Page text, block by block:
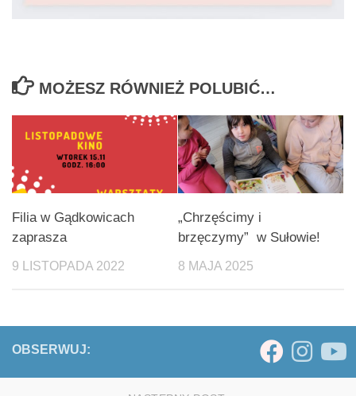
MOŻESZ RÓWNIEŻ POLUBIĆ…
Filia w Gądkowicach
zaprasza
9 LISTOPADA 2022
„Chrzęścimy i
brzęczymy” w Sułowie!
8 MAJA 2025
OBSERWUJ: